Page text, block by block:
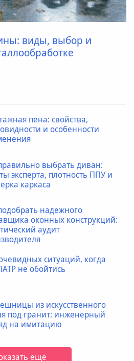
виды, выбор и
пена: свойства,
и особенности
выбрать диван:
эксперта, плотность ППУ и
каркаса
надежного
оконных конструкций:
аудит
ситуаций, когда
не обойтись
из искусственного
под гранит: инженерный
на имитацию
ещё